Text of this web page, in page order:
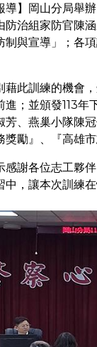
導】岡山分局舉
防治組家防官陳
與宣導」；各
訓練的機會，
；並頒發113年
芳、燕巢小隊陳
勵』、『高雄
各位志工夥伴
，讓本次訓練